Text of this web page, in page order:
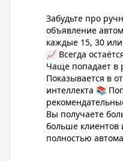
Забудьте про
объявление
каждые 15, 30
📈 Всегда
Чаще попадает в
Показывается в
интеллекта 📚
Вы получаете
больше
полностью